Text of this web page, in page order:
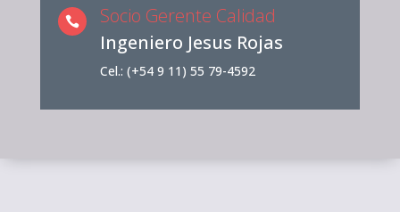

Socio Gerente Calidad
Ingeniero Jesus Rojas
Cel.: (+54 9 11) 55 79-4592